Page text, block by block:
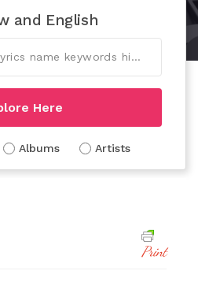
and English
Here
Albums Artists
Print